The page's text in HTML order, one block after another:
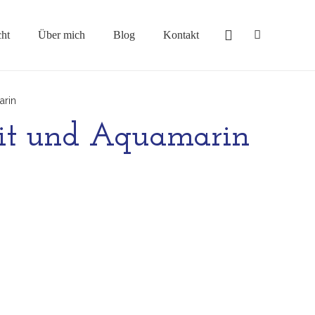
Über mich Blog Kontakt
und Aquamarin